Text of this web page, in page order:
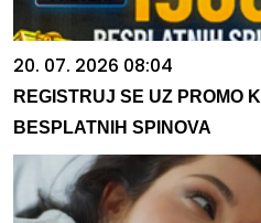
20. 07. 2026 08:04
REGISTRUJ SE UZ PROMO
BESPLATNIH SPINOVA